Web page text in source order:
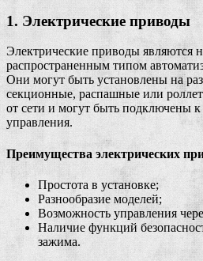
1. Электрические приводы
Электрические приводы являются
распространенным типом
Они могут быть установлены на
секционные, распашные или
от сети и могут быть подключены
управления.
Преимущества электрических
Простота в установке;
Разнообразие моделей;
Возможность управления
Наличие функций
зажима.